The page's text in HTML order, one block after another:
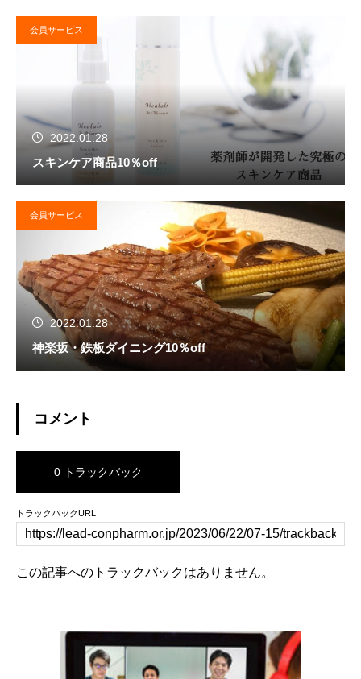
会員サービス
2022.01.28
スキンケア商品10％off
会員サービス
2022.01.28
神楽坂・鉄板ダイニング10％off
コメント
0 トラックバック
トラックバックURL
この記事へのトラックバックはありません。